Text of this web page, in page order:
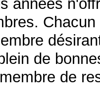
années
de
de